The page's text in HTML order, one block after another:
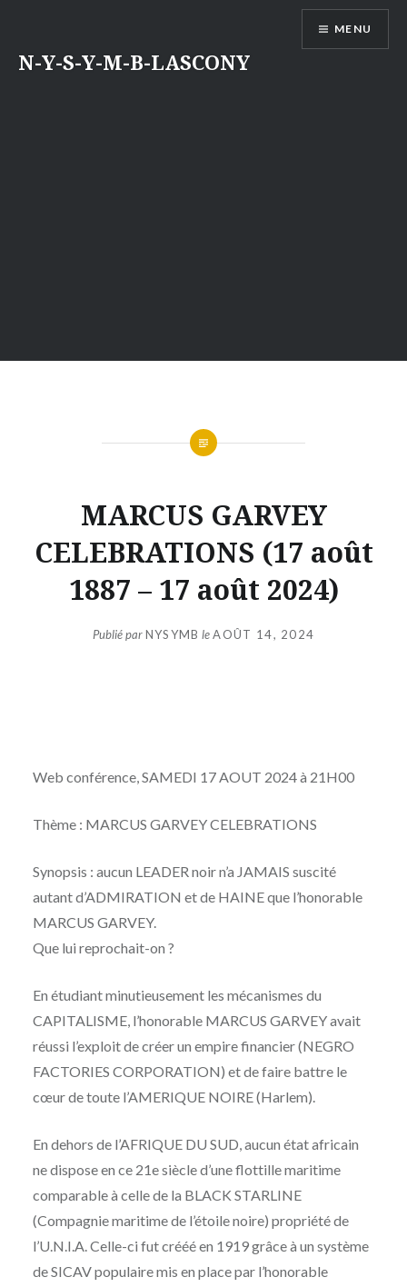
contenu
N-Y-S-Y-M-B-LASCONY
MENU
MARCUS GARVEY
CELEBRATIONS (17 août
1887 – 17 août 2024)
Publié parNYSYMB leAOÛT 14, 2024
Web conférence, SAMEDI 17 AOUT 2024 à 21H00
Thème : MARCUS GARVEY CELEBRATIONS
Synopsis : aucun LEADER noir n’a JAMAIS suscité
autant d’ADMIRATION et de HAINE que l’honorable
MARCUS GARVEY.
Que lui reprochait-on ?
En étudiant minutieusement les mécanismes du
CAPITALISME, l’honorable MARCUS GARVEY avait
réussi l’exploit de créer un empire financier (NEGRO
FACTORIES CORPORATION) et de faire battre le
cœur de toute l’AMERIQUE NOIRE (Harlem).
En dehors de l’AFRIQUE DU SUD, aucun état africain
ne dispose en ce 21e siècle d’une flottille maritime
comparable à celle de la BLACK STARLINE
(Compagnie maritime de l’étoile noire) propriété de
l’U.N.I.A. Celle-ci fut crééé en 1919 grâce à un système
de SICAV populaire mis en place par l’honorable